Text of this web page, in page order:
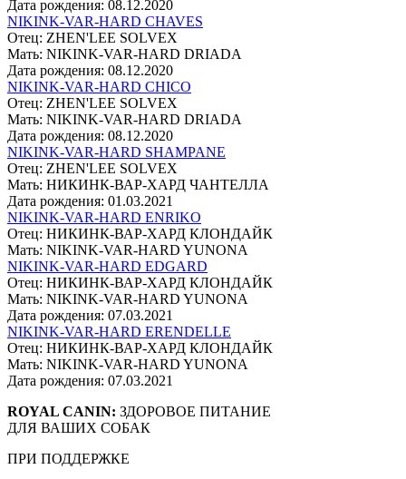
Дата рождения: 08.12.2020
NIKINK-VAR-HARD CHAVES
Отец: ZHEN'LEE SOLVEX
Мать: NIKINK-VAR-HARD DRIADA
Дата рождения: 08.12.2020
NIKINK-VAR-HARD CHICO
Отец: ZHEN'LEE SOLVEX
Мать: NIKINK-VAR-HARD DRIADA
Дата рождения: 08.12.2020
NIKINK-VAR-HARD SHAMPANE
Отец: ZHEN'LEE SOLVEX
Мать: НИКИНК-ВАР-ХАРД ЧАНТЕЛЛА
Дата рождения: 01.03.2021
NIKINK-VAR-HARD ENRIKO
Отец: НИКИНК-ВАР-ХАРД КЛОНДАЙК
Мать: NIKINK-VAR-HARD YUNONA
NIKINK-VAR-HARD EDGARD
Отец: НИКИНК-ВАР-ХАРД КЛОНДАЙК
Мать: NIKINK-VAR-HARD YUNONA
Дата рождения: 07.03.2021
NIKINK-VAR-HARD ERENDELLE
Отец: НИКИНК-ВАР-ХАРД КЛОНДАЙК
Мать: NIKINK-VAR-HARD YUNONA
Дата рождения: 07.03.2021
ROYAL CANIN: ЗДОРОВОЕ ПИТАНИЕ
ДЛЯ ВАШИХ СОБАК
ПРИ ПОДДЕРЖКЕ